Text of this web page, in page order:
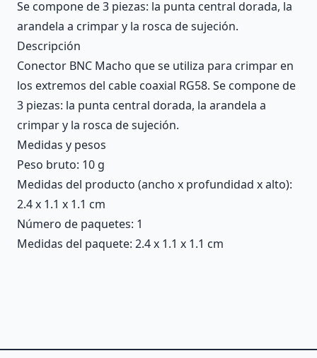
Se compone de 3 piezas: la punta central dorada, la
arandela a crimpar y la rosca de sujeción.
Descripción
Conector BNC Macho que se utiliza para crimpar en
los extremos del cable coaxial RG58. Se compone de
3 piezas: la punta central dorada, la arandela a
crimpar y la rosca de sujeción.
Medidas y pesos
Peso bruto: 10 g
Medidas del producto (ancho x profundidad x alto):
2.4 x 1.1 x 1.1 cm
Número de paquetes: 1
Medidas del paquete: 2.4 x 1.1 x 1.1 cm